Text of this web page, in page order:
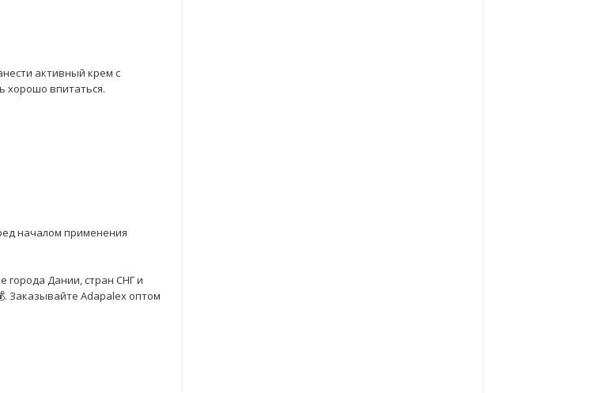
активный крем с
хорошо впитаться.
началом применения
города Дании, стран СНГ и
Заказывайте Adapalex оптом